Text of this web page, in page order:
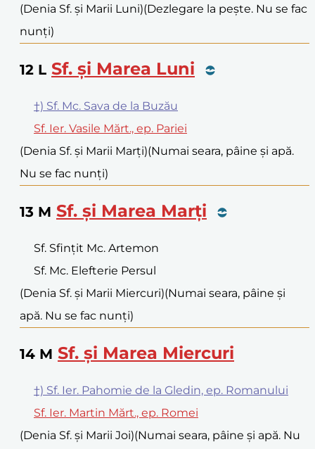
(Denia Sf. și Marii Luni)(Dezlegare la pește. Nu se fac
nunți)
12 L Sf. și Marea Luni
†) Sf. Mc. Sava de la Buzău
Sf. Ier. Vasile Mărt., ep. Pariei
(Denia Sf. și Marii Marți)(Numai seara, pâine și apă.
Nu se fac nunți)
13 M Sf. și Marea Marți
Sf. Sfințit Mc. Artemon
Sf. Mc. Elefterie Persul
(Denia Sf. și Marii Miercuri)(Numai seara, pâine și
apă. Nu se fac nunți)
14 M Sf. și Marea Miercuri
†) Sf. Ier. Pahomie de la Gledin, ep. Romanului
Sf. Ier. Martin Mărt., ep. Romei
(Denia Sf. și Marii Joi)(Numai seara, pâine și apă. Nu